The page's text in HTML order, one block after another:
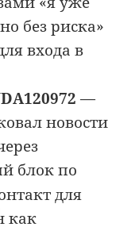
без риска»
входа в
—
новости
блок по
для
как